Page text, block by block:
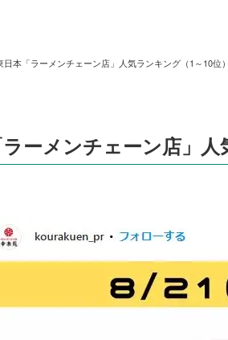
日本「ラーメンチェーン店」人気ランキング（1～10位
ーメンチェーン店」